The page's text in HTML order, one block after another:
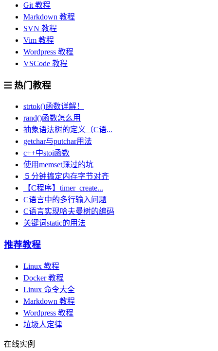
Git 教程
Markdown 教程
SVN 教程
Vim 教程
Wordpress 教程
VSCode 教程
热门教程
strtok()函数详解！
rand()函数怎么用
抽象语法树的定义（C语...
getchar与putchar用法
c++中stoi函数
使用memset踩过的坑
５分钟搞定内存字节对齐
【C程序】timer_create...
C语言中的多行输入问题
C语言实现哈夫曼树的编码
关键词static的用法
推荐教程
Linux 教程
Docker 教程
Linux 命令大全
Markdown 教程
Wordpress 教程
垃圾人定律
在线实例